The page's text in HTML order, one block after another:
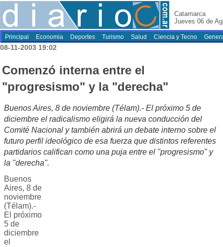
Catamarca
Jueves 06 de
Principal Economia Deportes Turismo Salud Ciencia y Tecno
08-11-2003 19:02
Comenzó interna entre el
"progresismo" y la "derecha"
Buenos Aires, 8 de noviembre (Télam).- El próximo 5 de
diciembre el radicalismo eligirá la nueva conducción del
Comité Nacional y también abrirá un debate interno sobre el
futuro perfil ideológico de esa fuerza que distintos referentes
partidarios califican como una puja entre el "progresismo" y
la "derecha".
Buenos
Aires, 8 de
noviembre
(Télam).-
El próximo
5 de
diciembre
el